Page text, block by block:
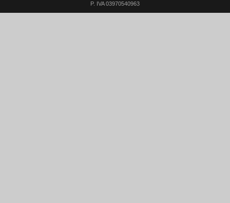
P. IVA 03970540963